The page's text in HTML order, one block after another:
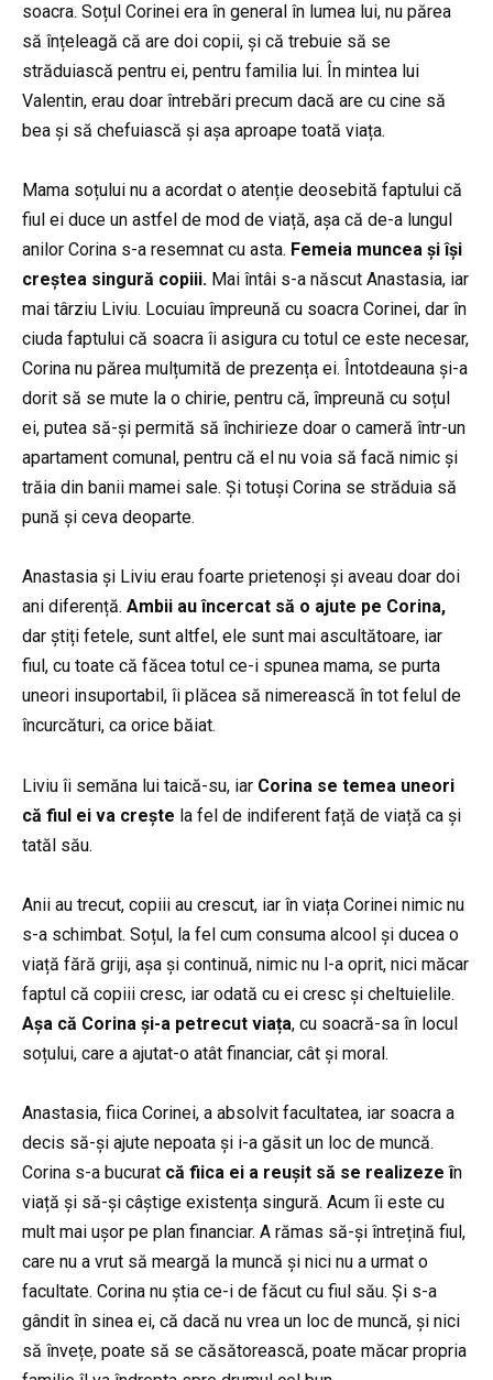
soacra. Soțul Corinei era în general în lumea lui, nu părea
să înțeleagă că are doi copii, și că trebuie să se
străduiască pentru ei, pentru familia lui. În mintea lui
Valentin, erau doar întrebări precum dacă are cu cine să
bea și să chefuiască și așa aproape toată viața.
Mama soțului nu a acordat o atenție deosebită faptului că
fiul ei duce un astfel de mod de viață, așa că de-a lungul
anilor Corina s-a resemnat cu asta. Femeia muncea și își
creștea singură copiii. Mai întâi s-a născut Anastasia, iar
mai târziu Liviu. Locuiau împreună cu soacra Corinei, dar în
ciuda faptului că soacra îi asigura cu totul ce este necesar,
Corina nu părea mulțumită de prezența ei. Întotdeauna și-a
dorit să se mute la o chirie, pentru că, împreună cu soțul
ei, putea să-și permită să închirieze doar o cameră într-un
apartament comunal, pentru că el nu voia să facă nimic și
trăia din banii mamei sale. Și totuși Corina se străduia să
pună și ceva deoparte.
Anastasia și Liviu erau foarte prietenoși și aveau doar doi
ani diferență. Ambii au încercat să o ajute pe Corina,
dar știți fetele, sunt altfel, ele sunt mai ascultătoare, iar
fiul, cu toate că făcea totul ce-i spunea mama, se purta
uneori insuportabil, îi plăcea să nimerească în tot felul de
încurcături, ca orice băiat.
Liviu îi semăna lui taică-su, iar Corina se temea uneori
că fiul ei va crește la fel de indiferent față de viață ca și
tatăl său.
Anii au trecut, copiii au crescut, iar în viața Corinei nimic nu
s-a schimbat. Soțul, la fel cum consuma alcool și ducea o
viață fără griji, așa și continuă, nimic nu l-a oprit, nici măcar
faptul că copiii cresc, iar odată cu ei cresc și cheltuielile.
Așa că Corina și-a petrecut viața, cu soacră-sa în locul
soțului, care a ajutat-o atât financiar, cât și moral.
Anastasia, fiica Corinei, a absolvit facultatea, iar soacra a
decis să-și ajute nepoata și i-a găsit un loc de muncă.
Corina s-a bucurat că fiica ei a reușit să se realizeze în
viață și să-și câștige existența singură. Acum îi este cu
mult mai ușor pe plan financiar. A rămas să-și întrețină fiul,
care nu a vrut să meargă la muncă și nici nu a urmat o
facultate. Corina nu știa ce-i de făcut cu fiul său. Și s-a
gândit în sinea ei, că dacă nu vrea un loc de muncă, și nici
să învețe, poate să se căsătorească, poate măcar propria